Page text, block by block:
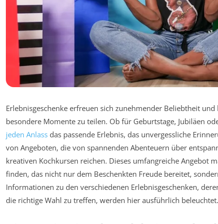
Erlebnisgeschenke erfreuen sich zunehmender Beliebtheit
besondere Momente zu teilen. Ob für Geburtstage, Jubiläen
jeden Anlass das passende Erlebnis, das unvergessliche
von Angeboten, die von spannenden Abenteuern über
kreativen Kochkursen reichen. Dieses umfangreiche Angebot
finden, das nicht nur dem Beschenkten Freude bereitet,
Informationen zu den verschiedenen Erlebnisgeschenken,
die richtige Wahl zu treffen, werden hier ausführlich beleuchtet.